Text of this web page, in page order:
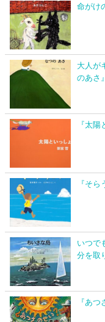
命がけ
大人が
のあさ』
『太
『そ
いつで
分を取
『あつ